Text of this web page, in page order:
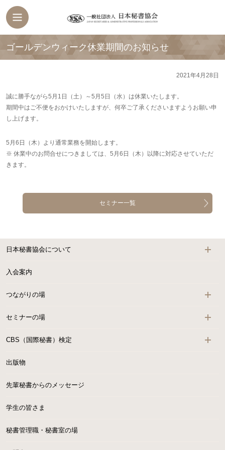
ゴールデンウィーク休業期間のお知らせ
2021年4月28日
誠に勝手ながら5月1日（土）～5月5日（水）は休業いたします。
期間中はご不便をおかけいたしますが、何卒ご了承くださいますようお願い申
し上げます。
5月6日（木）より通常業務を開始します。
※ 休業中のお問合せにつきましては、5月6日（木）以降に対応させていただ
きます。
セミナー一覧
日本秘書協会について
入会案内
つながりの場
セミナーの場
CBS（国際秘書）検定
出版物
先輩秘書からのメッセージ
学生の皆さま
秘書管理職・秘書室の場